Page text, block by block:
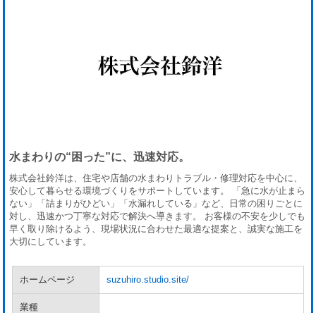
水まわりの“困った”に、迅速対応。
株式会社鈴洋は、住宅や店舗の水まわりトラブル・修理対応を中心に、
安心して暮らせる環境づくりをサポートしています。 「急に水が止まら
ない」「詰まりがひどい」「水漏れしている」など、日常の困りごとに
対し、迅速かつ丁寧な対応で解決へ導きます。 お客様の不安を少しでも
早く取り除けるよう、現場状況に合わせた最適な提案と、誠実な施工を
大切にしています。
ホームページ suzuhiro.studio.site/
業種